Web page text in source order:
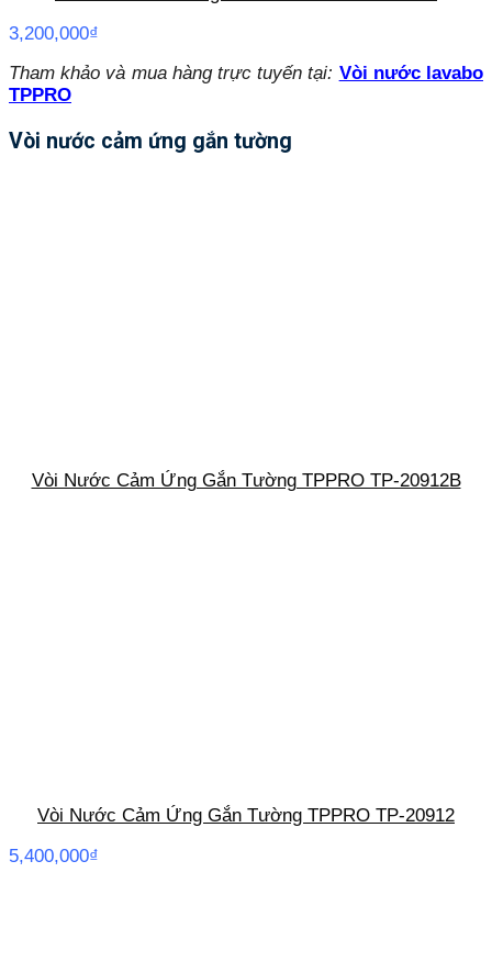
3,200,000₫
Tham khảo và mua hàng trực tuyến tại: Vòi nước lavabo
TPPRO
Vòi nước cảm ứng gắn tường
Vòi Nước Cảm Ứng Gắn Tường TPPRO TP-20912B
Vòi Nước Cảm Ứng Gắn Tường TPPRO TP-20912
5,400,000₫